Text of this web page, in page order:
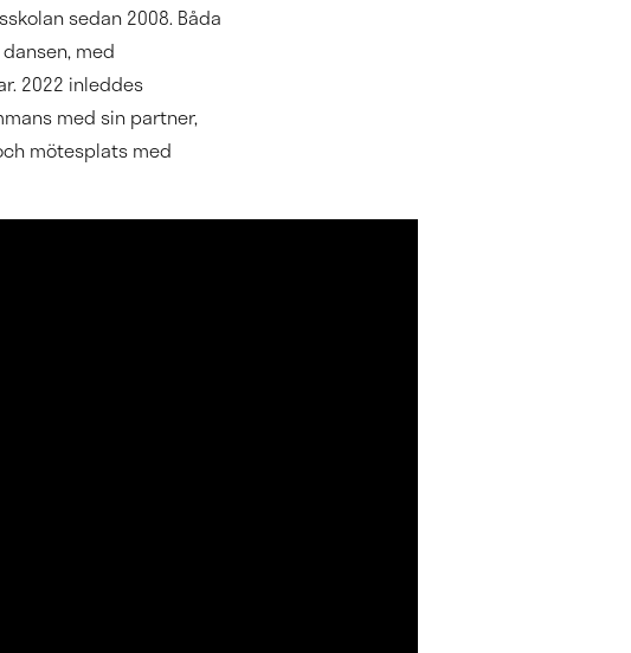
sedan 2008. Båda
med
2022 inleddes
med sin partner,
mötesplats med